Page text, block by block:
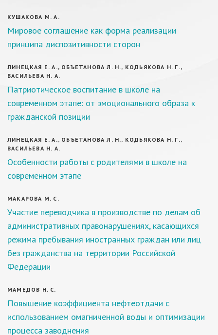
КУШАКОВА М. А.
Мировое соглашение как форма реализации
принципа диспозитивности сторон
ЛИНЕЦКАЯ Е. А., ОБЪЕТАНОВА Л. Н., КОДЬЯКОВА Н. Г.,
ВАСИЛЬЕВА Н. А.
Патриотическое воспитание в школе на
современном этапе: от эмоционального образа к
гражданской позиции
ЛИНЕЦКАЯ Е. А., ОБЪЕТАНОВА Л. Н., КОДЬЯКОВА Н. Г.,
ВАСИЛЬЕВА Н. А.
Особенности работы с родителями в школе на
современном этапе
МАКАРОВА М. С.
Участие переводчика в производстве по делам об
административных правонарушениях, касающихся
режима пребывания иностранных граждан или лиц
без гражданства на территории Российской
Федерации
МАМЕДОВ Н. С.
Повышение коэффициента нефтеотдачи с
использованием омагниченной воды и оптимизации
процесса заводнения